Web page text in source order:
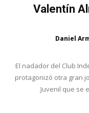
Valentín
Daniel
El nadador del Club
protagonizó otra gran
Juvenil que se